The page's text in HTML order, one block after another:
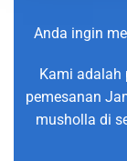
Anda ingin
Kami adalah
pemesanan
musholla di